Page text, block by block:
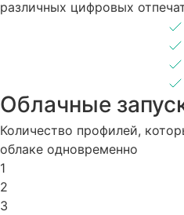
различных цифровых
Облачные
Количество профилей,
облаке одновременно
1
2
3